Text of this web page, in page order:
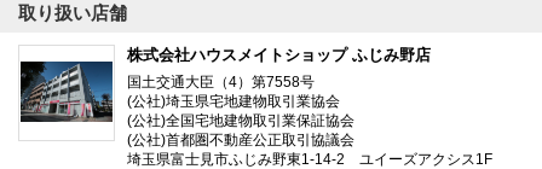
取り扱い店舗
株式会社ハウスメイトショップ ふじみ野店
国土交通大臣（4）第7558号
(公社)埼玉県宅地建物取引業協会
(公社)全国宅地建物取引業保証協会
(公社)首都圏不動産公正取引協議会
埼玉県富士見市ふじみ野東1-14-2 ユイーズアクシス1F